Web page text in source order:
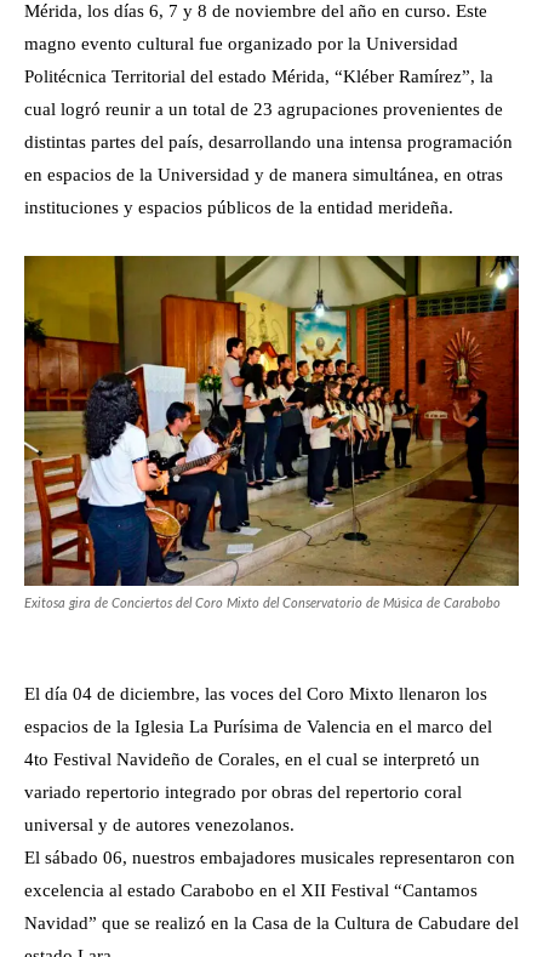
Mérida, los días 6, 7 y 8 de noviembre del año en curso. Este
magno evento cultural fue organizado por la Universidad
Politécnica Territorial del estado Mérida, “Kléber Ramírez”, la
cual logró reunir a un total de 23 agrupaciones provenientes de
distintas partes del país, desarrollando una intensa programación
en espacios de la Universidad y de manera simultánea, en otras
instituciones y espacios públicos de la entidad merideña.
Exitosa gira de Conciertos del Coro Mixto del Conservatorio de Música de Carabobo
El día 04 de diciembre, las voces del Coro Mixto llenaron los
espacios de la Iglesia La Purísima de Valencia en el marco del
4to Festival Navideño de Corales, en el cual se interpretó un
variado repertorio integrado por obras del repertorio coral
universal y de autores venezolanos.
El sábado 06, nuestros embajadores musicales representaron con
excelencia al estado Carabobo en el XII Festival “Cantamos
Navidad” que se realizó en la Casa de la Cultura de Cabudare del